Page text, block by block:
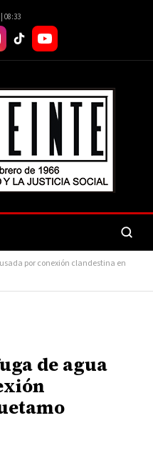
08:33
por conexión clandestina en
de agua